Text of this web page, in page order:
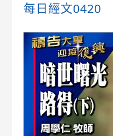
每日經文0420